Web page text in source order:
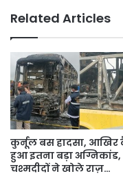
Related Articles
कुर्नूल बस हादसा,
हुआ इतना बड़ा अग्निकांड,
चश्मदीदों ने खोले राज़…